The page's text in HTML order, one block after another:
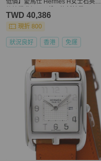
低價】愛馬仕 Hermes H女士石英表
TWD 40,386
現折 800
狀況良好 香港 免運